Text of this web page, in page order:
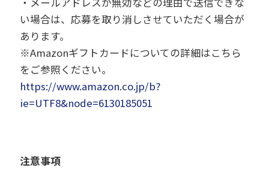
い場合は、応募を取り消しさせていただく場合が
あります。
※Amazonギフトカードについての詳細はこちら
をご参照ください。
https://www.amazon.co.jp/b?
ie=UTF8&node=6130185051
注意事項